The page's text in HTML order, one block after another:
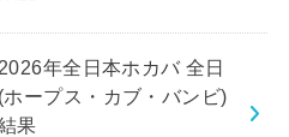
2026年全日本ホカバ 全日
ープス・カブ・バンビ)
果